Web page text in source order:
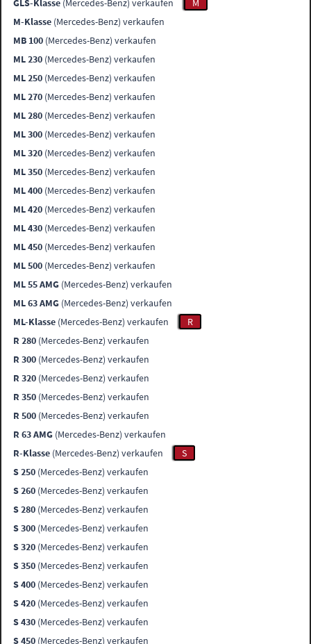
GLS-Klasse (Mercedes-Benz) verkaufen
M
M-Klasse (Mercedes-Benz) verkaufen
MB 100 (Mercedes-Benz) verkaufen
ML 230 (Mercedes-Benz) verkaufen
ML 250 (Mercedes-Benz) verkaufen
ML 270 (Mercedes-Benz) verkaufen
ML 280 (Mercedes-Benz) verkaufen
ML 300 (Mercedes-Benz) verkaufen
ML 320 (Mercedes-Benz) verkaufen
ML 350 (Mercedes-Benz) verkaufen
ML 400 (Mercedes-Benz) verkaufen
ML 420 (Mercedes-Benz) verkaufen
ML 430 (Mercedes-Benz) verkaufen
ML 450 (Mercedes-Benz) verkaufen
ML 500 (Mercedes-Benz) verkaufen
ML 55 AMG (Mercedes-Benz) verkaufen
ML 63 AMG (Mercedes-Benz) verkaufen
ML-Klasse (Mercedes-Benz) verkaufen
R
R 280 (Mercedes-Benz) verkaufen
R 300 (Mercedes-Benz) verkaufen
R 320 (Mercedes-Benz) verkaufen
R 350 (Mercedes-Benz) verkaufen
R 500 (Mercedes-Benz) verkaufen
R 63 AMG (Mercedes-Benz) verkaufen
R-Klasse (Mercedes-Benz) verkaufen
S
S 250 (Mercedes-Benz) verkaufen
S 260 (Mercedes-Benz) verkaufen
S 280 (Mercedes-Benz) verkaufen
S 300 (Mercedes-Benz) verkaufen
S 320 (Mercedes-Benz) verkaufen
S 350 (Mercedes-Benz) verkaufen
S 400 (Mercedes-Benz) verkaufen
S 420 (Mercedes-Benz) verkaufen
S 430 (Mercedes-Benz) verkaufen
S 450 (Mercedes-Benz) verkaufen